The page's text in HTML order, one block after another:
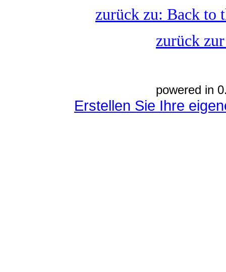
zurück zu: Back to
zurück
powered in
Erstellen Sie Ihre